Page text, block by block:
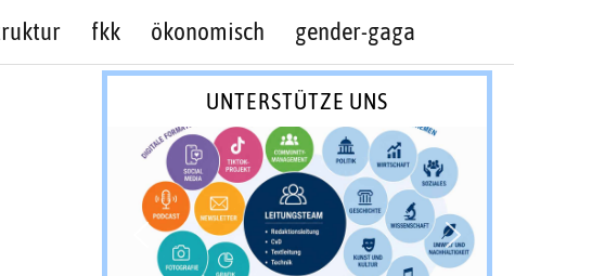
fkk ökonomisch gender-gaga
UNTERSTÜTZE UNS